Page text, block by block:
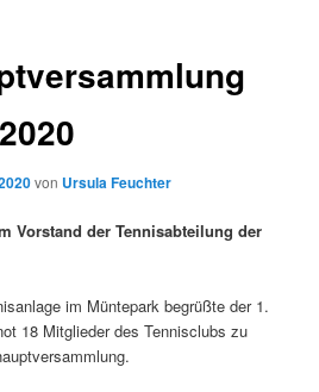
von Ursula Feuchter
Vorstand der Tennisabteilung der
im Müntepark begrüßte der 1.
18 Mitglieder des Tennisclubs zu